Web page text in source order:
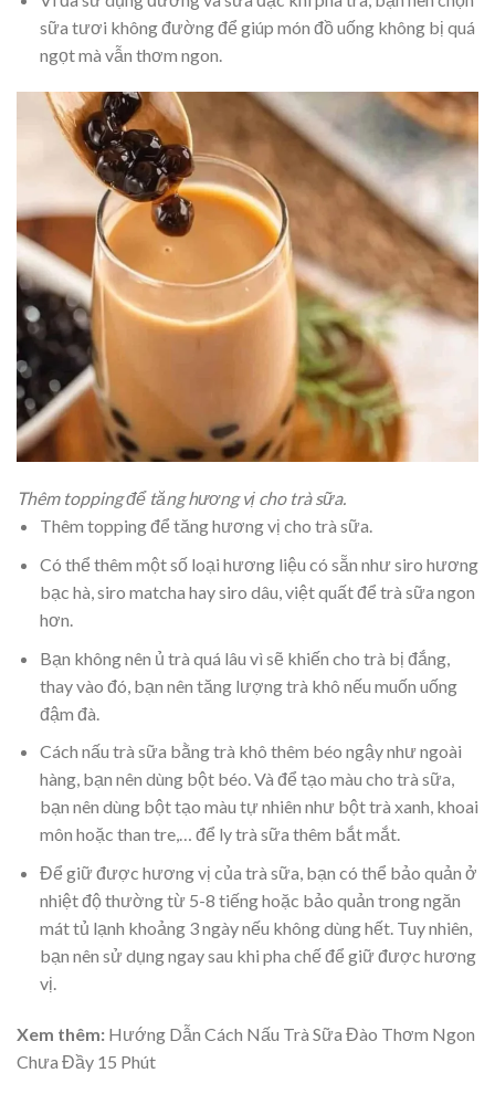
sữa tươi không đường để giúp món đồ uống không bị quá
ngọt mà vẫn thơm ngon.
Thêm topping để tăng hương vị cho trà sữa.
Thêm topping để tăng hương vị cho trà sữa.
Có thể thêm một số loại hương liệu có sẵn như siro hương
bạc hà, siro matcha hay siro dâu, việt quất để trà sữa ngon
hơn.
Bạn không nên ủ trà quá lâu vì sẽ khiến cho trà bị đắng,
thay vào đó, bạn nên tăng lượng trà khô nếu muốn uống
đậm đà.
Cách nấu trà sữa bằng trà khô thêm béo ngậy như ngoài
hàng, bạn nên dùng bột béo. Và để tạo màu cho trà sữa,
bạn nên dùng bột tạo màu tự nhiên như bột trà xanh, khoai
môn hoặc than tre,… để ly trà sữa thêm bắt mắt.
Để giữ được hương vị của trà sữa, bạn có thể bảo quản ở
nhiệt độ thường từ 5-8 tiếng hoặc bảo quản trong ngăn
mát tủ lạnh khoảng 3 ngày nếu không dùng hết. Tuy nhiên,
bạn nên sử dụng ngay sau khi pha chế để giữ được hương
vị.
Xem thêm: Hướng Dẫn Cách Nấu Trà Sữa Đào Thơm Ngon
Chưa Đầy 15 Phút​